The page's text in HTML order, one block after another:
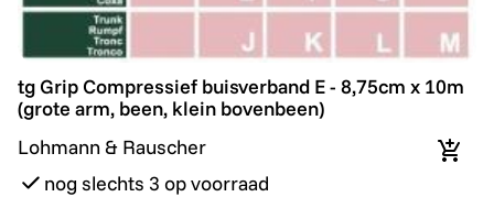
tg Grip Compressief buisverband E - 8,75cm x 10m
tg Grip Compressief buisverband E - 8,75cm x 10m
(grote arm, been, klein bovenbeen)
Lohmann & Rauscher
nog slechts 3 op voorraad
In